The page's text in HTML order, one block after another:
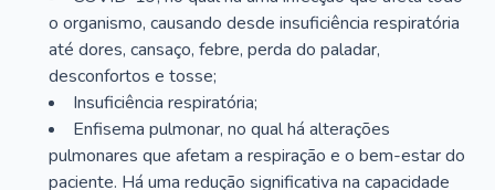
o organismo, causando desde insuficiência respiratória
até dores, cansaço, febre, perda do paladar,
desconfortos e tosse;
Insuficiência respiratória;
Enfisema pulmonar, no qual há alterações
pulmonares que afetam a respiração e o bem-estar do
paciente. Há uma redução significativa na capacidade